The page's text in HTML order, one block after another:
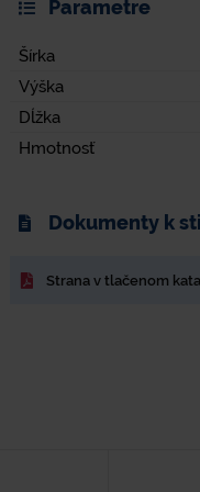
Parametre
Šírka
Výška
Dĺžka
Hmotnosť
Dokumenty k
Strana v tlačenom